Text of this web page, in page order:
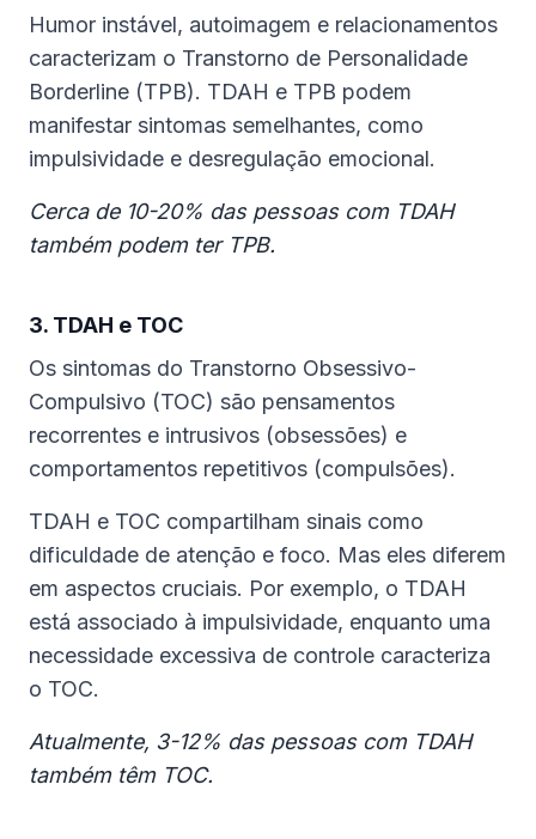
Humor instável, autoimagem e relacionamentos
caracterizam o Transtorno de Personalidade
Borderline (TPB). TDAH e TPB podem
manifestar sintomas semelhantes, como
impulsividade e desregulação emocional.
Cerca de 10-20% das pessoas com TDAH
também podem ter TPB.
3. TDAH e TOC
Os sintomas do Transtorno Obsessivo-
Compulsivo (TOC) são pensamentos
recorrentes e intrusivos (obsessões) e
comportamentos repetitivos (compulsões).
TDAH e TOC compartilham sinais como
dificuldade de atenção e foco. Mas eles diferem
em aspectos cruciais. Por exemplo, o TDAH
está associado à impulsividade, enquanto uma
necessidade excessiva de controle caracteriza
o TOC.
Atualmente, 3-12% das pessoas com TDAH
também têm TOC.